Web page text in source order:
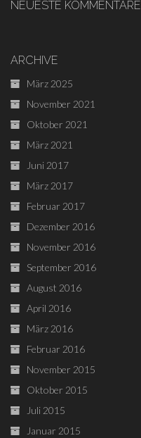
NEUESTE KOMMENTARE
ARCHIVE
März 2025
November 2021
Oktober 2021
März 2021
Juni 2017
März 2017
Februar 2017
Dezember 2016
November 2016
September 2016
August 2016
April 2016
März 2016
Februar 2016
November 2015
Oktober 2015
Juli 2015
Januar 2015